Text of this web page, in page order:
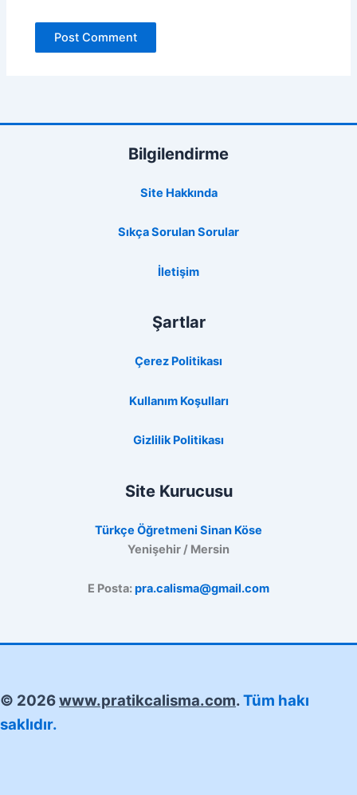
Bilgilendirme
Site Hakkında
Sıkça Sorulan Sorular
İletişim
Şartlar
Çerez Politikası
Kullanım Koşulları
Gizlilik Politikası
Site Kurucusu
Türkçe Öğretmeni Sinan Köse
Yenişehir / Mersin
E Posta:pra.calisma@gmail.com
© 2026www.pratikcalisma.com.Tüm hakı
saklıdır.